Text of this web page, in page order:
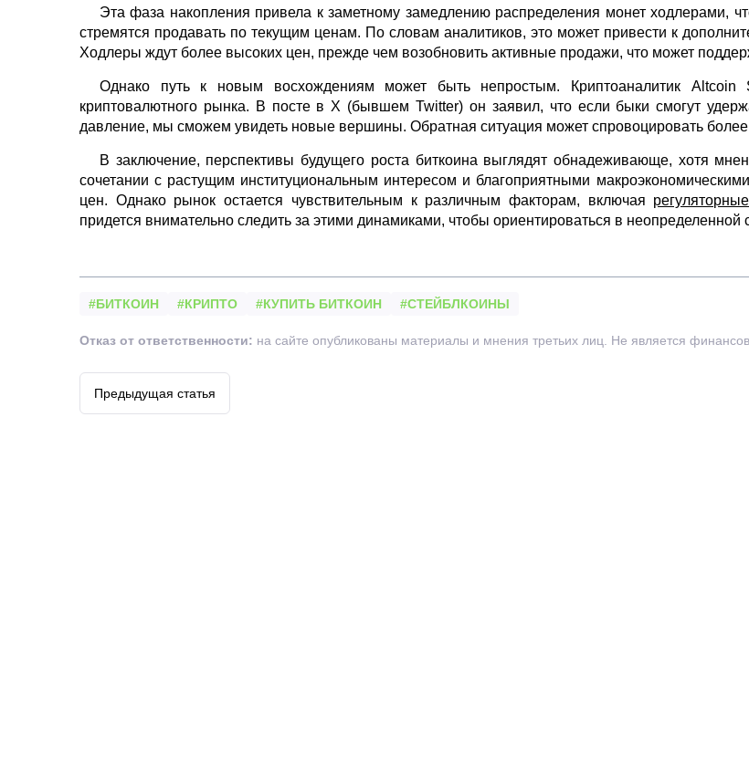
Эта фаза накопления привела к заметному замедлению распределения монет ходлерами,
стремятся продавать по текущим ценам. По словам аналитиков, это может привести к
Ходлеры ждут более высоких цен, прежде чем возобновить активные продажи, что может
Однако путь к новым восхождениям может быть непростым. Криптоаналитик Altcoin
криптовалютного рынка. В посте в X (бывшем Twitter) он заявил, что если быки смогут
давление, мы сможем увидеть новые вершины. Обратная ситуация может спровоцировать
В заключение, перспективы будущего роста биткоина выглядят обнадеживающе, хотя
сочетании с растущим институциональным интересом и благоприятными
цен. Однако рынок остается чувствительным к различным факторам, включая
придется внимательно следить за этими динамиками, чтобы ориентироваться в
#БИТКОИН #КРИПТО #КУПИТЬ БИТКОИН #СТЕЙБЛКОИНЫ
Отказ от ответственности: на сайте опубликованы материалы и мнения третьих лиц. Не является
Предыдущая статья